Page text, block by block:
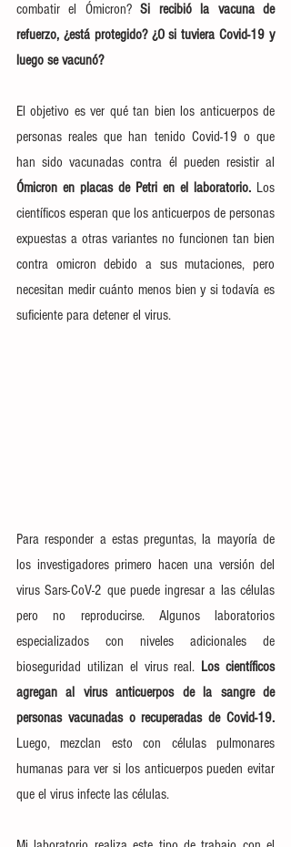
combatir el Ómicron? Si recibió la vacuna de
refuerzo, ¿está protegido? ¿O si tuviera Covid-19 y
luego se vacunó?
El objetivo es ver qué tan bien los anticuerpos de
personas reales que han tenido Covid-19 o que
Ómicron en placas de Petri en el laboratorio. Los
científicos esperan que los anticuerpos de personas
expuestas a otras variantes no funcionen tan bien
contra omicron debido a sus mutaciones, pero
necesitan medir cuánto menos bien y si todavía es
suficiente para detener el virus.
Para responder a estas preguntas, la mayoría de
los investigadores primero hacen una versión del
virus Sars-CoV-2 que puede ingresar a las células
pero no reproducirse. Algunos laboratorios
especializados con niveles adicionales de
bioseguridad utilizan el virus real. Los científicos
agregan al virus anticuerpos de la sangre de
personas vacunadas o recuperadas de Covid-19.
Luego, mezclan esto con células pulmonares
humanas para ver si los anticuerpos pueden evitar
que el virus infecte las células.